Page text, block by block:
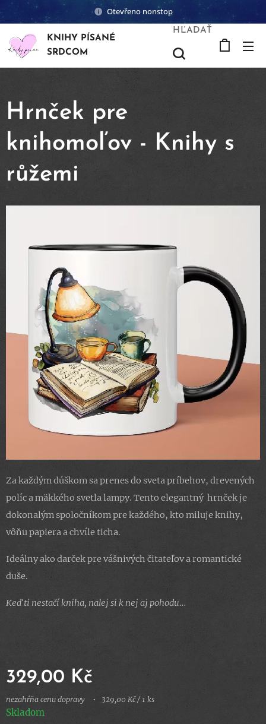
Otevřeno nonstop
KNIHY PÍSANÉ
SRDCOM
HĽADAŤ
Hrnček pre
knihomoľov - Knihy s
růžemi
Za každým dúškom sa prenes do sveta príbehov, drevených
políc a mäkkého svetla lampy. Tento elegantný hrnček je
dokonalým spoločníkom pre každého, kto miluje knihy,
vôňu papiera a chvíle ticha.
Ideálny ako darček pre vášnivých čitateľov a romantické
duše.
Keď ti nestačí kniha, nalej si k nej aj pohodu…
329,00 Kč
nezahŕňa cenu dopravy 329,00 Kč / 1 ks
Skladom